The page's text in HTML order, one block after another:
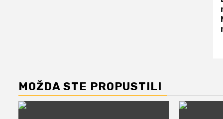
MOŽDA STE PROPUSTILI